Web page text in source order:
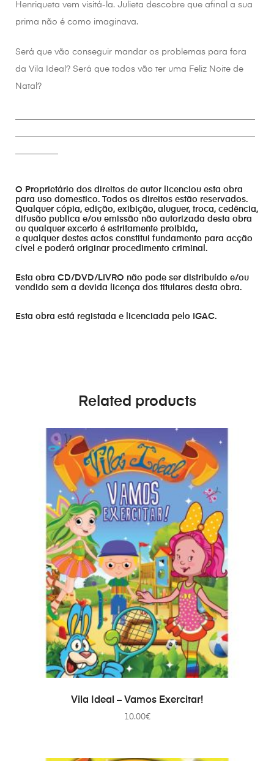
Henriqueta vem visitá-la. Julieta descobre que afinal a sua
prima não é como imaginava.
Será que vão conseguir mandar os problemas para fora
da Vila Ideal? Será que todos vão ter uma Feliz Noite de
Natal?
O Proprietário dos direitos de autor licenciou esta obra
para uso domestico. Todos os direitos estão reservados.
Qualquer cópia, edição, exibição, aluguer, troca, cedência,
difusão publica e/ou emissão não autorizada desta obra
ou qualquer excerto é estritamente proibida,
e qualquer destes actos constitui fundamento para acção
cível e poderá originar procedimento criminal.
Esta obra CD/DVD/LIVRO não pode ser distribuído e/ou
vendido sem a devida licença dos titulares desta obra.
Esta obra está registada e licenciada pelo IGAC.
Related products
ADD TO CART
Vila Ideal – Vamos Exercitar!
10.00€